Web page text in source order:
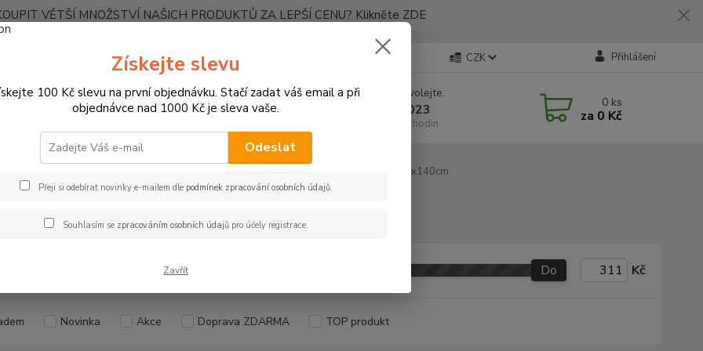
VĚTŠÍ MNOŽSTVÍ NAŠICH PRODUKTŮ ZA LEPŠÍ CENU? Klikněte ZDE
CZK Přihlášení
Hledat
Nevíte si rady? Zavolejte.
+420 773 794 023
Pondělí-pátek 9-16 hodin
0 ks
za 0 Kč
Rozměr 140x140cm
140x140cm
Do Kč
Novinka Akce Doprava ZDARMA TOP produkt
Získejte slevu
100 Kč slevu na první objednávku. Stačí zadat váš email a při
objednávce nad 1000 Kč je sleva vaše.
Odeslat
Přeji si odebírat novinky e-mailem dle podmínek zpracování osobních údajů.
Souhlasím se zpracováním osobních údajůpro účely registrace.
Zavřít